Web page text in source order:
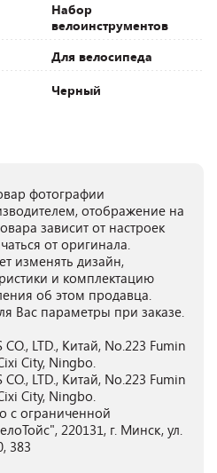
Набор
велоинструментов
Для велосипеда
Черный
фотографии
отображение на
зависит от настроек
от оригинала.
изменять дизайн,
и комплектацию
об этом продавца.
Вас параметры при заказе.
CO., LTD., Китай, No.223 Fumin
City, Ningbo.
CO., LTD., Китай, No.223 Fumin
City, Ningbo.
с ограниченной
220131, г. Минск, ул.
383